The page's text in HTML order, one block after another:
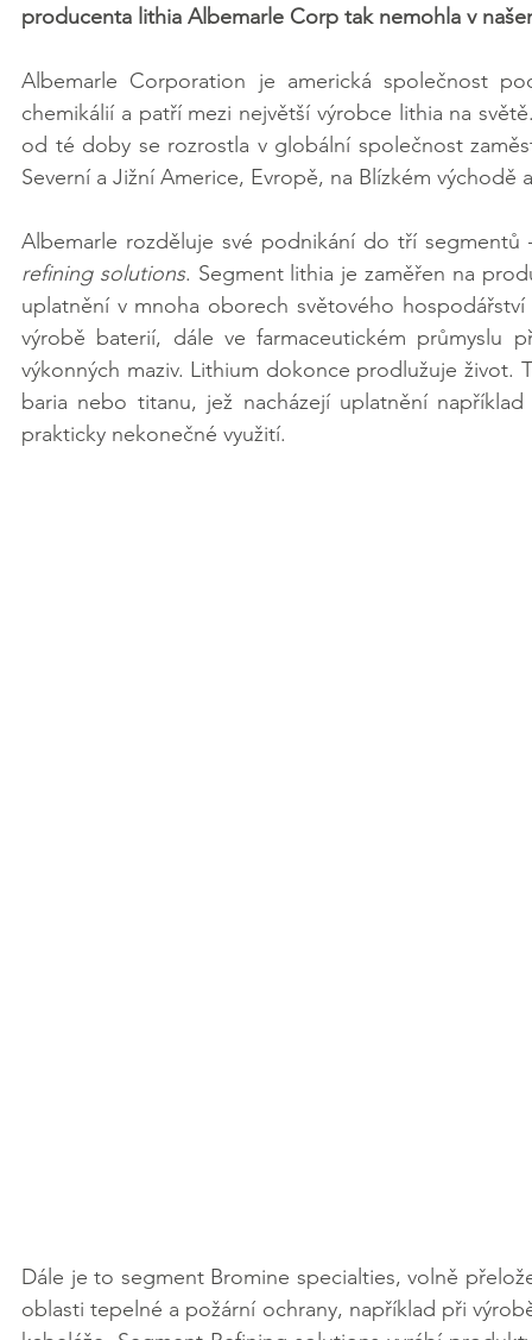
producenta lithia Albemarle Corp tak nemohla v
Albemarle Corporation je americká společnost
chemikálií a patří mezi největší výrobce lithia na
od té doby se rozrostla v globální společnost
Severní a Jižní Americe, Evropě, na Blízkém východě
Albemarle rozděluje své podnikání do tří
refining solutions. Segment lithia je zaměřen na
uplatnění v mnoha oborech světového
výrobě baterií, dále ve farmaceutickém průmyslu
výkonných maziv. Lithium dokonce prodlužuje život.
baria nebo titanu, jež nacházejí uplatnění
prakticky nekonečné využití.
Dále je to segment Bromine specialties, volně
oblasti tepelné a požární ochrany, například při